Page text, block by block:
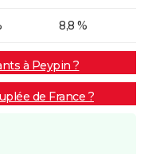
8,8 %
à Peypin ?
de France ?